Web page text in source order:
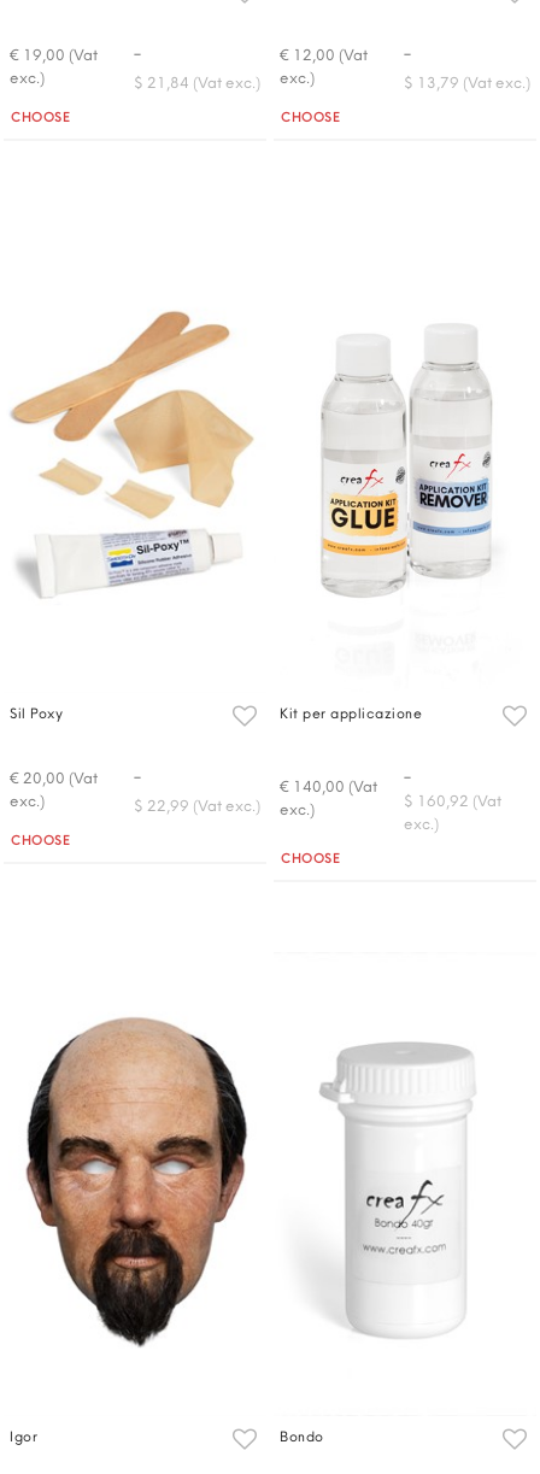
€ 19,00 (Vat
exc.)
-
$ 21,84 (Vat exc.)
Quantità
CHOOSE
€ 12,00 (Vat
exc.)
-
$ 13,79 (Vat exc.)
Quantità
CHOOSE
Sil Poxy
€ 20,00 (Vat
exc.)
-
$ 22,99 (Vat exc.)
Quantità
CHOOSE
Kit per applicazione
€ 140,00 (Vat
exc.)
-
$ 160,92 (Vat
exc.)
Quantità
CHOOSE
Igor Bondo